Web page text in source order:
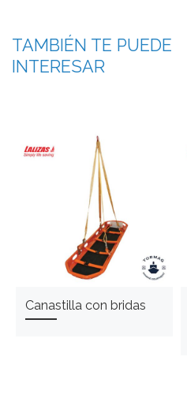
TAMBIÉN TE PUEDE
INTERESAR
Canastilla con bridas